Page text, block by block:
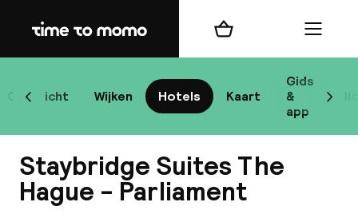
Home
Overzicht Wijken Hotels Kaart
Gids
&
app
Scroll naar links
Winkelmand Menu
Staybridge Suites The
Hague - Parliament